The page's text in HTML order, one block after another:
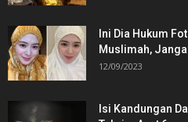
Ini Dia Hukum
Muslimah,
12/09/2023
Isi Kandungan